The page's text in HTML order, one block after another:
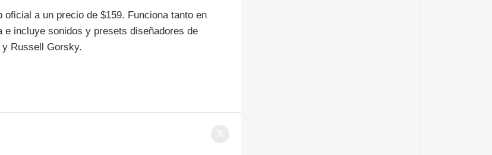
a un precio de $159. Funciona tanto en
incluye sonidos y presets diseñadores de
Russell Gorsky.